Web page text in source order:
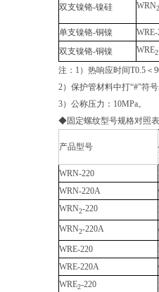
双支镍铬-镍硅 WRN2
单支镍铬-铜镍
WRE-
双支镍铬-铜镍
WRE2
注：1）热响应时间T0.5＜
2）保护管材料中打“#”符
3）公称压力：10MPa。
◆固定螺纹型号规格对照表
产品型号
WRN-220
WRN-220A
WRN2-220
WRN2-220A
WRE-220
WRE-220A
WRE2-220